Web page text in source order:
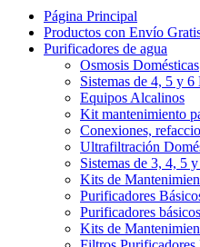
Página Principal
Productos con Envío
Purificadores de agua
Osmosis Domésticas
Sistemas de 4, 5 y 6
Equipos Alcalinos
Kit mantenimiento
Conexiones,
Ultrafiltración
Sistemas de 3, 4, 5
Kits de
Purificadores
Purificadores
Kits de